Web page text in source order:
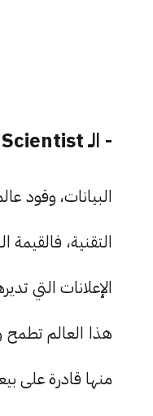
- الـ Data Scientist و مجال علوم البيانات :
البيانات، وقود
التقنية،
الإعلانات التي
هذا العالم
منها قادرة على